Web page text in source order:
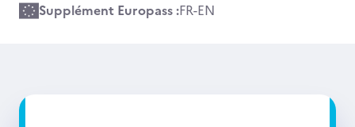
Supplément Europass :FR-EN